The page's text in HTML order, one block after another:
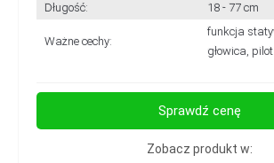
Długość:
18 - 77 cm
Ważne cechy:
funkcja
głowica, pilot
Sprawdź cenę
Zobacz produkt w: